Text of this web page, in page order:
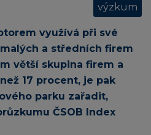
výzkum
využívá při své
a středních firem
větší skupina firem a
17 procent, je pak
parku zařadit,
ČSOB Index